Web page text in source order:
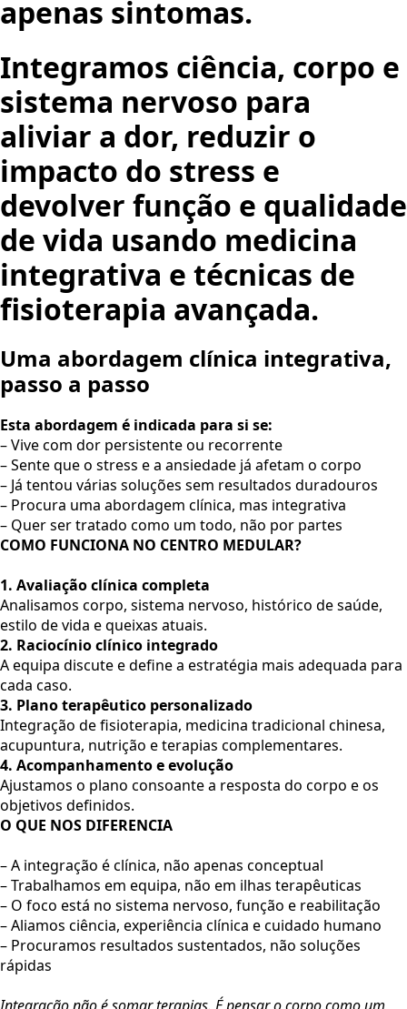
apenas sintomas.
Integramos ciência, corpo e
sistema nervoso para
aliviar a dor, reduzir o
impacto do stress e
devolver função e qualidade
de vida usando medicina
integrativa e técnicas de
fisioterapia avançada.
Uma abordagem clínica integrativa,
passo a passo
Esta abordagem é indicada para si se:
– Vive com dor persistente ou recorrente
– Sente que o stress e a ansiedade já afetam o corpo
– Já tentou várias soluções sem resultados duradouros
– Procura uma abordagem clínica, mas integrativa
– Quer ser tratado como um todo, não por partes
COMO FUNCIONA NO CENTRO MEDULAR?
1. Avaliação clínica completa
Analisamos corpo, sistema nervoso, histórico de saúde,
estilo de vida e queixas atuais.
2. Raciocínio clínico integrado
A equipa discute e define a estratégia mais adequada para
cada caso.
3. Plano terapêutico personalizado
Integração de fisioterapia, medicina tradicional chinesa,
acupuntura, nutrição e terapias complementares.
4. Acompanhamento e evolução
Ajustamos o plano consoante a resposta do corpo e os
objetivos definidos.
O QUE NOS DIFERENCIA
– A integração é clínica, não apenas conceptual
– Trabalhamos em equipa, não em ilhas terapêuticas
– O foco está no sistema nervoso, função e reabilitação
– Aliamos ciência, experiência clínica e cuidado humano
– Procuramos resultados sustentados, não soluções
rápidas